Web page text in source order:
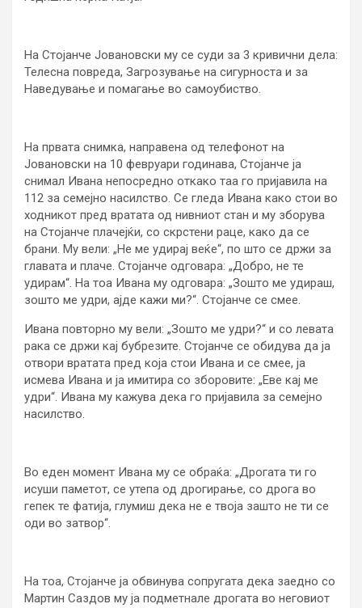
На Стојанче Јовановски му се суди за 3 кривични дела:
Телесна повреда, Загрозување на сигурноста и за
Наведување и помагање во самоубиство.
На првата снимка, направена од телефонот на
Јовановски на 10 февруари годинава, Стојанче ја
снимал Ивана непосредно откако таа го пријавила на
112 за семејно насилство. Се гледа Ивана како стои во
ходникот пред вратата од нивниот стан и му зборува
на Стојанче плачејќи, со скрстени раце, како да се
брани. Му вели: „Не ме удирај веќе“, по што се држи за
главата и плаче. Стојанче одговара: „Добро, не те
удирам“. На тоа Ивана му одговара: „Зошто ме удираш,
зошто ме удри, ајде кажи ми?“. Стојанче се смее.
Ивана повторно му вели: „Зошто ме удри?“ и со левата
рака се држи кај бубрезите. Стојанче се обидува да ја
отвори вратата пред која стои Ивана и се смее, ја
исмева Ивана и ја имитира со зборовите: „Еве кај ме
удри“. Ивана му кажува дека го пријавила за семејно
насилство.
Во еден момент Ивана му се обраќа: „Дрогата ти го
исуши паметот, се утепа од дрогирање, со дрога во
гепек те фатија, глумиш дека не е твоја зашто не ти се
оди во затвор“.
На тоа, Стојанче ја обвинува сопругата дека заедно со
Мартин Саздов му ја подметнале дрогата во неговиот